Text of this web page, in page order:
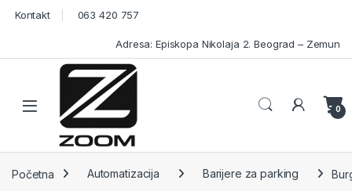
Skip to navigation
Skip to content
Kontakt 063 420 757
Adresa: Episkopa Nikolaja 2. Beograd – Zemun
Open 0
Početna Automatizacija Barijere za parking